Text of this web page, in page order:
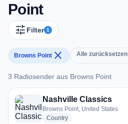
Point
tune Filter 1
Browns Point close Alle zurücksetzen
3 Radiosender aus Browns Point
3 Radiosender aus Browns Point
Nashville Classics
Browns Point, United States
Countryradio stations